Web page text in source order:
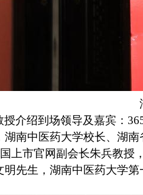
授介绍到场领导及嘉宾：
湖南中医药大学校长、湖
上市官网副会长朱兵教授
明先生，湖南中医药大学